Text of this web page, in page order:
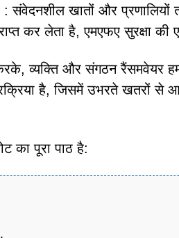
: संवेदनशील खातों और
कर लेता है, एमएफए सुरक्षा की
करके, व्यक्ति और संगठन रैंसमवेयर
है, जिसमें उभरते खतरों से
का पूरा पाठ है: